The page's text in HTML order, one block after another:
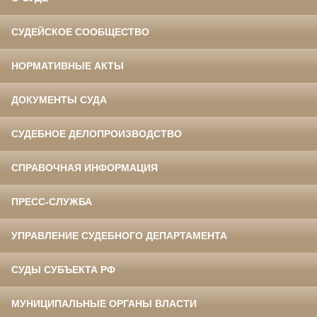
СУДЕЙСКОЕ СООБЩЕСТВО
НОРМАТИВНЫЕ АКТЫ
ДОКУМЕНТЫ СУДА
СУДЕБНОЕ ДЕЛОПРОИЗВОДСТВО
СПРАВОЧНАЯ ИНФОРМАЦИЯ
ПРЕСС-СЛУЖБА
УПРАВЛЕНИЕ СУДЕБНОГО ДЕПАРТАМЕНТА
СУДЫ СУБЪЕКТА РФ
МУНИЦИПАЛЬНЫЕ ОРГАНЫ ВЛАСТИ